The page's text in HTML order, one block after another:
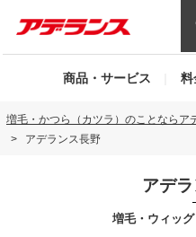
商品・サービス
増毛・かつら（カツラ）のことならア
アデランス長野
アデ
増毛・ウィッ